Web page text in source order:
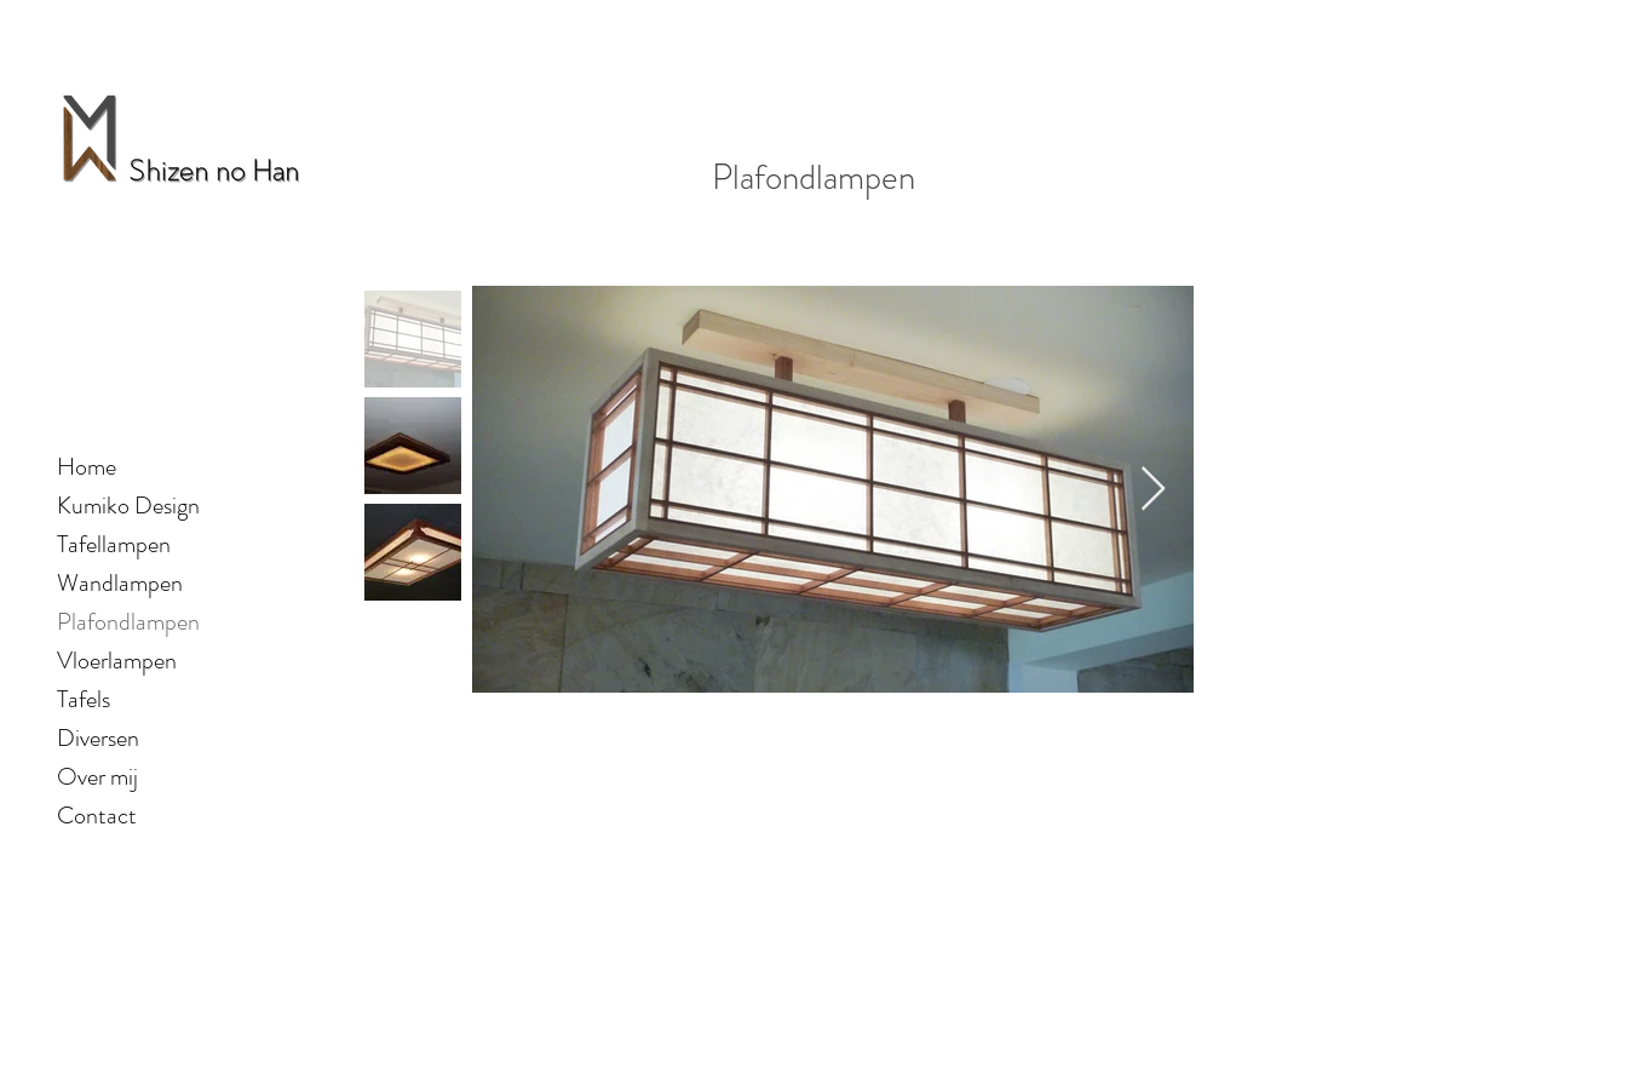
Home
Kumiko Design
Tafellampen
Wandlampen
Plafondlampen
Vloerlampen
Tafels
Diversen
Over mij
Contact
Plafondlampen